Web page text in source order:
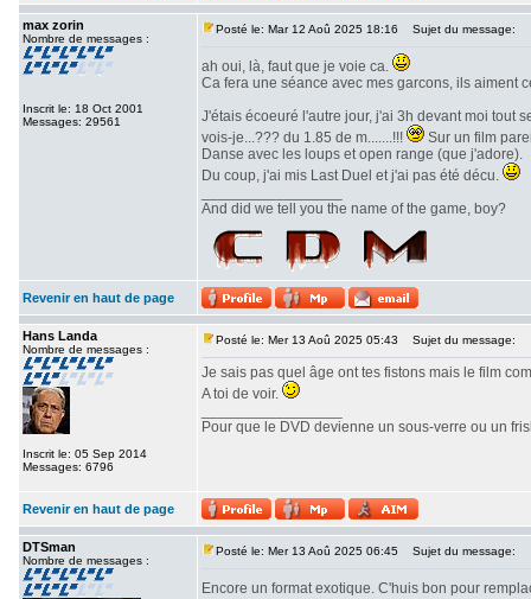
max zorin
Nombre de messages :
Inscrit le: 18 Oct 2001
Messages: 29561
Posté le: Mar 12 Aoû 2025 18:16 Sujet du message:
ah oui, là, faut que je voie ca.
Ca fera une séance avec mes garcons, ils aiment
J'étais écoeuré l'autre jour, j'ai 3h devant moi tout
vois-je...??? du 1.85 de m.......!!!
Sur un film
Danse avec les loups et open range (que j'adore).
Du coup, j'ai mis Last Duel et j'ai pas été décu.
And did we tell you the name of the game, boy?
Revenir en haut de page
Hans Landa
Nombre de messages :
Inscrit le: 05 Sep 2014
Messages: 6796
Posté le: Mer 13 Aoû 2025 05:43 Sujet du message:
Je sais pas quel âge ont tes fistons mais le film
A toi de voir.
Pour que le DVD devienne un sous-verre ou un
Revenir en haut de page
DTSman
Nombre de messages :
Posté le: Mer 13 Aoû 2025 06:45 Sujet du message:
Encore un format exotique. C'huis bon pour